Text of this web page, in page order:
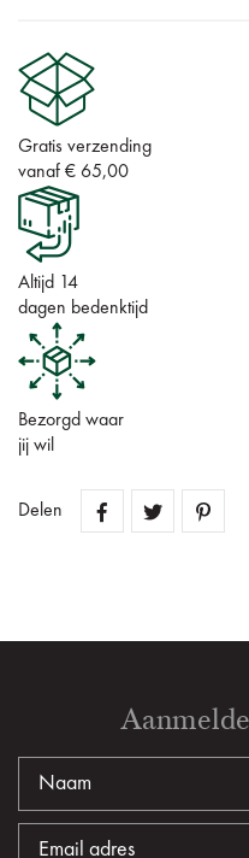
Gratis verzending
vanaf € 65,00
Altijd 14
dagen bedenktijd
Bezorgd waar
jij wil
Delen